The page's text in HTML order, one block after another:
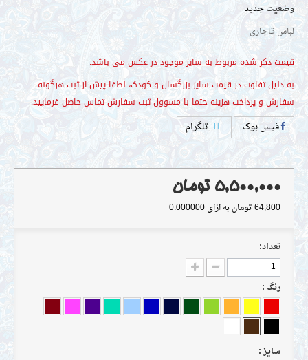
قاجار مدل شماره 2
وضعیتجدید
لباس قاجاری
ذکر شده مربوط به سایز موجود در عکس می باشد.
تفاوت در قیمت سایز بزرگسال و کودک، لطفا پیش از ثبت هرگونه
و پرداخت هزینه حتما با مسوول ثبت سفارش تماس حاصل فرمایید.
فیس بوک تلگرام
5,500,000 تومان
64,800 تومان به ازای 0.000000
تعداد:
رنگ :
سايز :